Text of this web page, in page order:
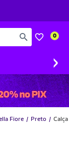
0
›
Fiore Preto